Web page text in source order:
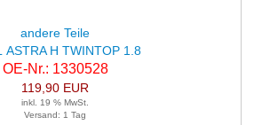
andere Teile
ASTRA H TWINTOP 1.8
OE-Nr.: 1330528
119,90 EUR
inkl. 19 % MwSt.
Versand: 1 Tag